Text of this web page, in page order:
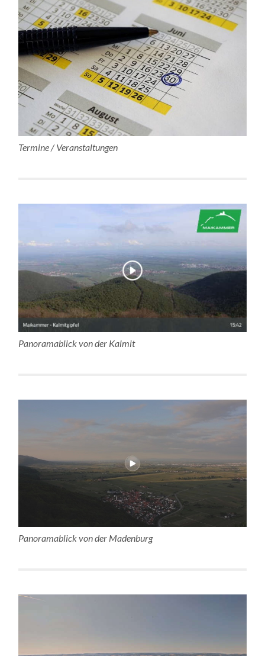
Termine / Veranstaltungen
Panoramablick von der Kalmit
Panoramablick von der Madenburg